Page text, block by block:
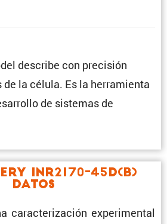
describe con preci­sión
la célula. Es la herra­mienta
de sistemas de
INR2170-45D(B)
Datos
carac­te­ri­za­ción experi­mental